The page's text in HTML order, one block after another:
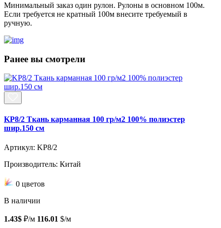
Минимальный заказ один рулон. Рулоны в основном 100м.
Если требуется не кратный 100м внесите требуемый в
ручную.
Ранее вы смотрели
KP8/2 Ткань карманная 100 гр/м2 100% полиэстер
шир.150 см
Артикул: KP8/2
Производитель: Китай
0 цветов
В наличии
1.43$ ₽/м 116.01 $/м